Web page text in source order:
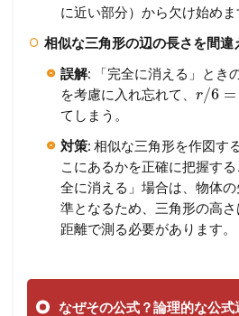
に近い部分）から欠け始めま
相似な三角形の辺の長さを間違
誤解: 「完全に消える」とき
を考慮に入れ忘れて、r/6 =
てしまう。
対策: 相似な三角形を作図す
こにあるかを正確に把握す
全に消える」場合は、物体
準となるため、三角形の高
距離で測る必要があります。
なぜその公式？論理的な公